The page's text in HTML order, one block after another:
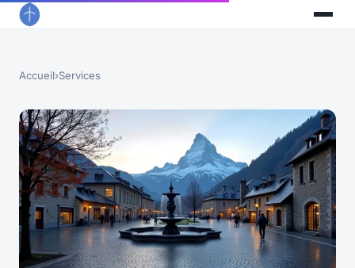
Accueil›Services